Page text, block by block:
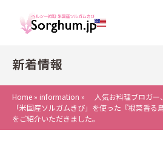
新着情報
Home » information »
人気お料理ブロガ
「米国産ソルガムきび」を使った『根菜香
をご紹介いただきました。